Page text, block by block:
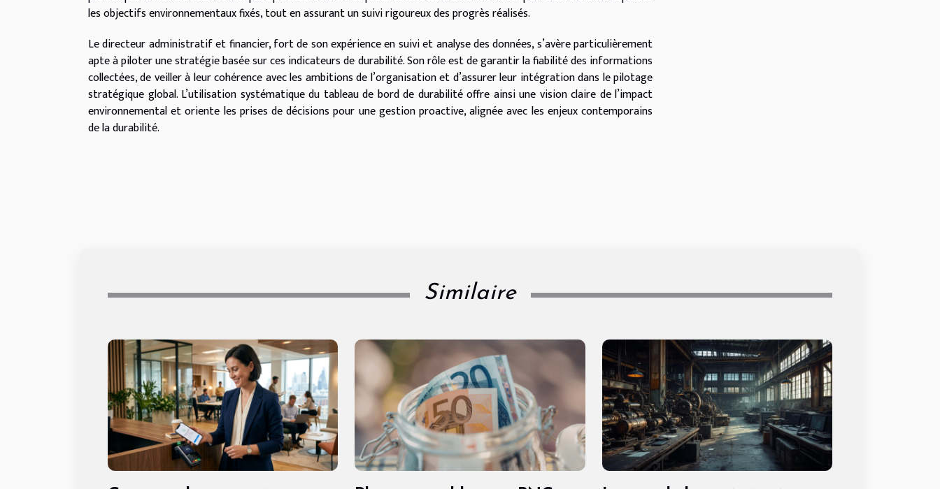
les objectifs environnementaux fixés, tout en assurant un suivi rigoureux des progrès réalisés.
Le directeur administratif et financier, fort de son expérience en suivi et analyse des données, s’avère particulièrement
apte à piloter une stratégie basée sur ces indicateurs de durabilité. Son rôle est de garantir la fiabilité des informations
collectées, de veiller à leur cohérence avec les ambitions de l’organisation et d’assurer leur intégration dans le pilotage
stratégique global. L’utilisation systématique du tableau de bord de durabilité offre ainsi une vision claire de l’impact
environnemental et oriente les prises de décisions pour une gestion proactive, alignée avec les enjeux contemporains
de la durabilité.
Similaire